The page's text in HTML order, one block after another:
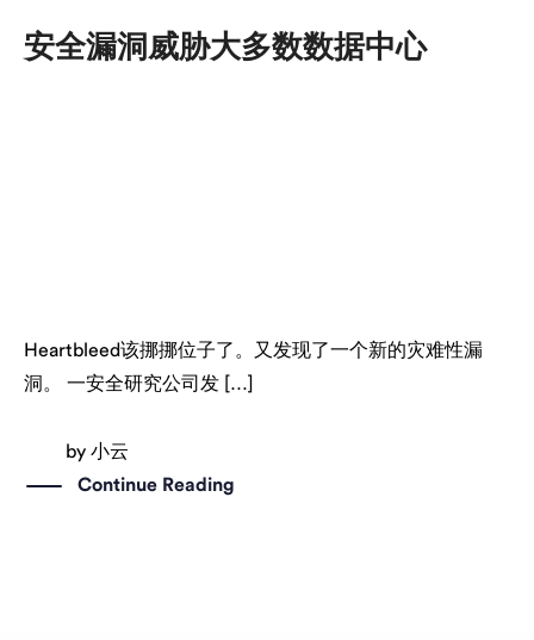
安全漏洞威胁大多数数据中心
Heartbleed该挪挪位子了。又发现了一个新的灾难性漏
洞。 一安全研究公司发 […]
by 小云
Continue Reading